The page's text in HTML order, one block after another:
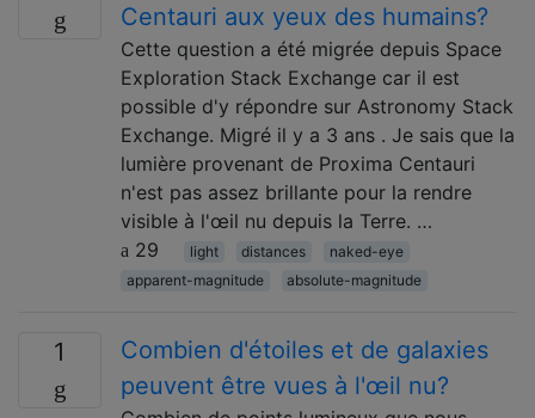
Centauri aux yeux des humains?
Cette question a été migrée depuis Space
Exploration Stack Exchange car il est
possible d'y répondre sur Astronomy Stack
Exchange. Migré il y a 3 ans . Je sais que la
lumière provenant de Proxima Centauri
n'est pas assez brillante pour la rendre
visible à l'œil nu depuis la Terre. …
29
light distances
naked-eye
apparent-magnitude
absolute-magnitude
1
Combien d'étoiles et de galaxies
peuvent être vues à l'œil nu?